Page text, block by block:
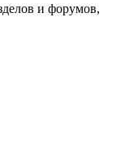
и форумов,